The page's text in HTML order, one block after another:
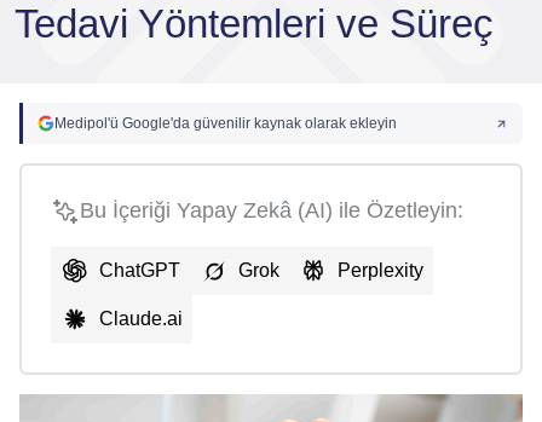
Tedavi Yöntemleri ve Süreç
Medipol'ü Google'da güvenilir kaynak olarak ekleyin
Bu İçeriği Yapay Zekâ (AI) ile Özetleyin:
ChatGPT Grok Perplexity
Claude.ai